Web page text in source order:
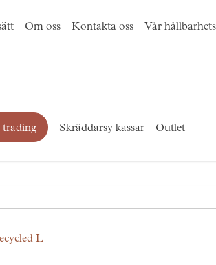
Om oss Kontakta oss Vår
Skräddarsy kassar Outlet
L